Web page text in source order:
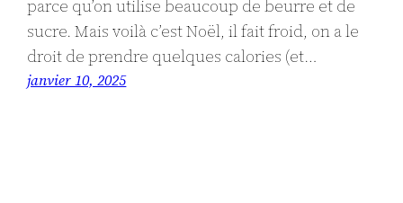
parce qu’on utilise beaucoup de beurre et de
sucre. Mais voilà c’est Noël, il fait froid, on a le
droit de prendre quelques calories (et…
janvier 10, 2025